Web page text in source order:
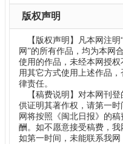
版权声明
【版权声明】凡本网注明
网”的所有作品，均为本网
使用的作品，未经本网授权
用其它方式使用上述作品
律责任。
【稿费说明】对本网刊登
供证明其著作权，请第一
网将按照《闽北日报》的
酬。如不愿意接受稿费，我
如第一时间，未能联系我网